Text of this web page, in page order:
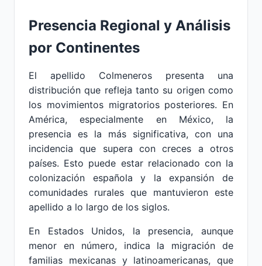
Presencia Regional y Análisis
por Continentes
El apellido Colmeneros presenta una
distribución que refleja tanto su origen como
los movimientos migratorios posteriores. En
América, especialmente en México, la
presencia es la más significativa, con una
incidencia que supera con creces a otros
países. Esto puede estar relacionado con la
colonización española y la expansión de
comunidades rurales que mantuvieron este
apellido a lo largo de los siglos.
En Estados Unidos, la presencia, aunque
menor en número, indica la migración de
familias mexicanas y latinoamericanas, que